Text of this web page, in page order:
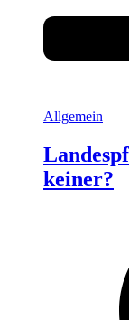
Allgemein
keiner?